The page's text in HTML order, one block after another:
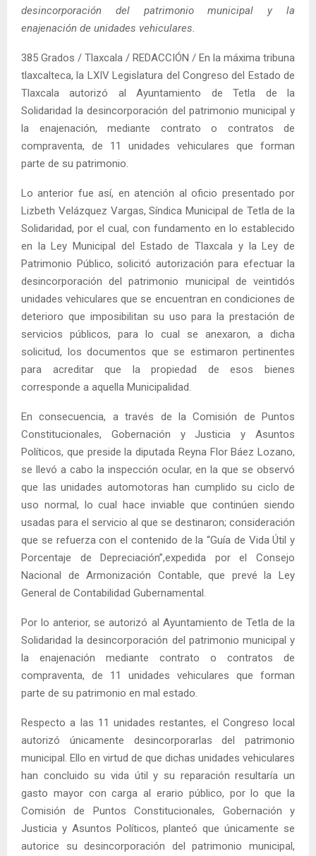
desincorporación del patrimonio municipal y la
enajenación de unidades vehiculares.
385 Grados / Tlaxcala / REDACCIÓN / En la máxima tribuna
tlaxcalteca, la LXIV Legislatura del Congreso del Estado de
Tlaxcala autorizó al Ayuntamiento de Tetla de la
Solidaridad la desincorporación del patrimonio municipal y
la enajenación, mediante contrato o contratos de
compraventa, de 11 unidades vehiculares que forman
parte de su patrimonio.
Lo anterior fue así, en atención al oficio presentado por
Lizbeth Velázquez Vargas, Síndica Municipal de Tetla de la
Solidaridad, por el cual, con fundamento en lo establecido
en la Ley Municipal del Estado de Tlaxcala y la Ley de
Patrimonio Público, solicitó autorización para efectuar la
desincorporación del patrimonio municipal de veintidós
unidades vehiculares que se encuentran en condiciones de
deterioro que imposibilitan su uso para la prestación de
servicios públicos, para lo cual se anexaron, a dicha
solicitud, los documentos que se estimaron pertinentes
para acreditar que la propiedad de esos bienes
corresponde a aquella Municipalidad.
En consecuencia, a través de la Comisión de Puntos
Constitucionales, Gobernación y Justicia y Asuntos
Políticos, que preside la diputada Reyna Flor Báez Lozano,
se llevó a cabo la inspección ocular, en la que se observó
que las unidades automotoras han cumplido su ciclo de
uso normal, lo cual hace inviable que continúen siendo
usadas para el servicio al que se destinaron; consideración
que se refuerza con el contenido de la “Guía de Vida Útil y
Porcentaje de Depreciación”,expedida por el Consejo
Nacional de Armonización Contable, que prevé la Ley
General de Contabilidad Gubernamental.
Por lo anterior, se autorizó al Ayuntamiento de Tetla de la
Solidaridad la desincorporación del patrimonio municipal y
la enajenación mediante contrato o contratos de
compraventa, de 11 unidades vehiculares que forman
parte de su patrimonio en mal estado.
Respecto a las 11 unidades restantes, el Congreso local
autorizó únicamente desincorporarlas del patrimonio
municipal. Ello en virtud de que dichas unidades vehiculares
han concluido su vida útil y su reparación resultaría un
gasto mayor con carga al erario público, por lo que la
Comisión de Puntos Constitucionales, Gobernación y
Justicia y Asuntos Políticos, planteó que únicamente se
autorice su desincorporación del patrimonio municipal,